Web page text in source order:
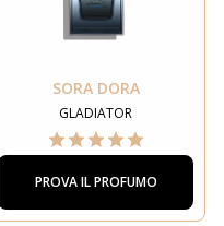
SORA DORA
GLADIATOR
PROVA IL PROFUMO